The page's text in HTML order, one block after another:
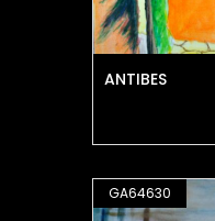
ANTIBES
GA64630